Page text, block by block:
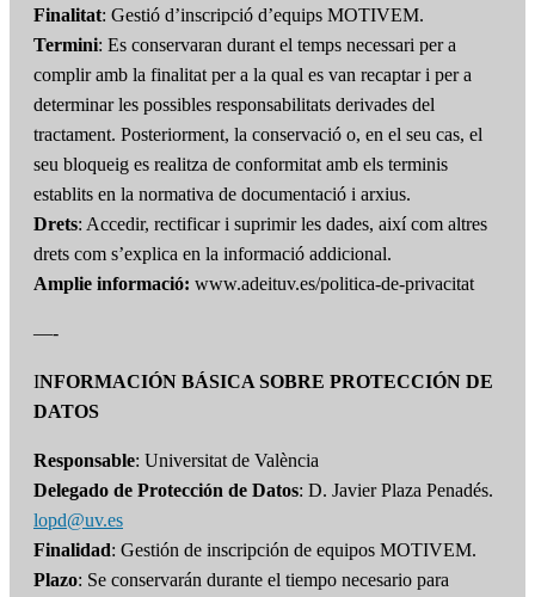
Finalitat: Gestió d’inscripció d’equips MOTIVEM.
Termini: Es conservaran durant el temps necessari per a
complir amb la finalitat per a la qual es van recaptar i per a
determinar les possibles responsabilitats derivades del
tractament. Posteriorment, la conservació o, en el seu cas, el
seu bloqueig es realitza de conformitat amb els terminis
establits en la normativa de documentació i arxius.
Drets: Accedir, rectificar i suprimir les dades, així com altres
drets com s’explica en la informació addicional.
Amplie informació: www.adeituv.es/politica-de-privacitat
—-
INFORMACIÓN BÁSICA SOBRE PROTECCIÓN DE
DATOS
Responsable: Universitat de València
Delegado de Protección de Datos: D. Javier Plaza Penadés.
lopd@uv.es
Finalidad: Gestión de inscripción de equipos MOTIVEM.
Plazo: Se conservarán durante el tiempo necesario para